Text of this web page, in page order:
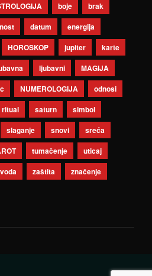
boje
brak
datum
energija
HOROSKOP jupiter
karte
ljubavni
MAGIJA
NUMEROLOGIJA
odnosi
ritual saturn
simbol
slaganje snovi
sreća
tumačenje
uticaj
voda zaštita značenje